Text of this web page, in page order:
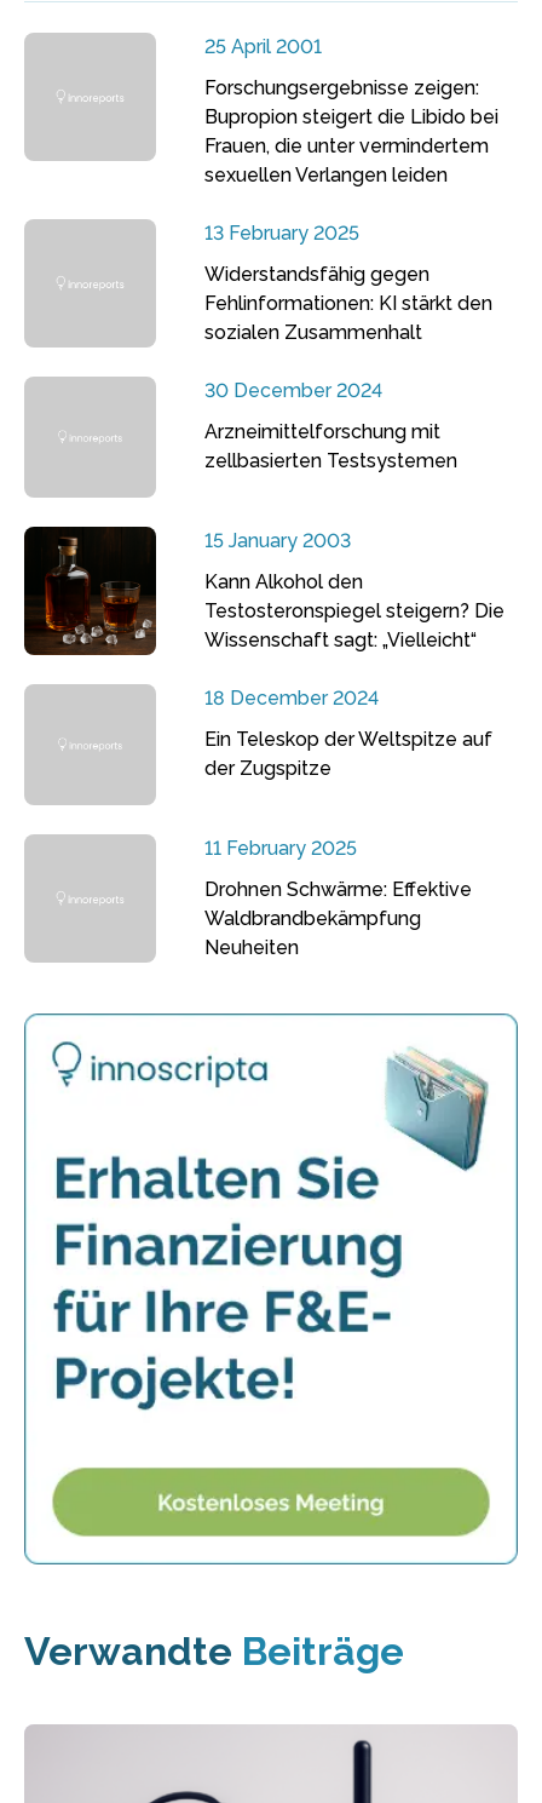
25 April 2001
Forschungsergebnisse zeigen:
Bupropion steigert die Libido bei
Frauen, die unter vermindertem
sexuellen Verlangen leiden
13 February 2025
Widerstandsfähig gegen
Fehlinformationen: KI stärkt den
sozialen Zusammenhalt
30 December 2024
Arzneimittelforschung mit
zellbasierten Testsystemen
15 January 2003
Kann Alkohol den
Testosteronspiegel steigern? Die
Wissenschaft sagt: „Vielleicht“
18 December 2024
Ein Teleskop der Weltspitze auf
der Zugspitze
11 February 2025
Drohnen Schwärme: Effektive
Waldbrandbekämpfung
Neuheiten
Verwandte Beiträge